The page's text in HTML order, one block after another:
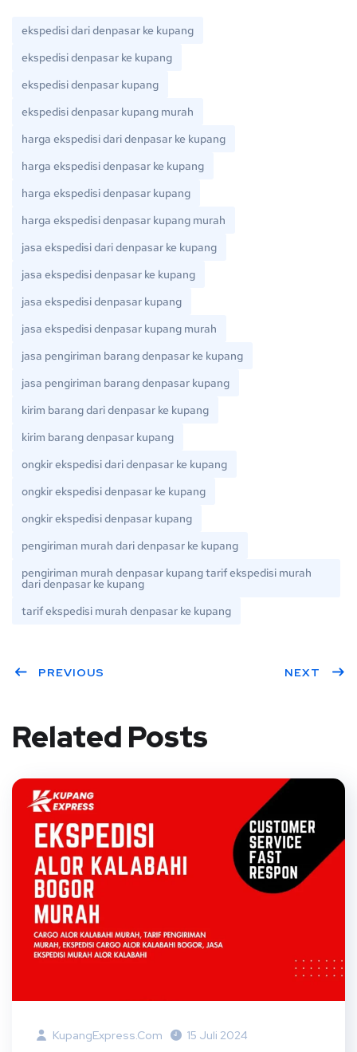
ekspedisi dari denpasar ke kupang
ekspedisi denpasar ke kupang
ekspedisi denpasar kupang
ekspedisi denpasar kupang murah
harga ekspedisi dari denpasar ke kupang
harga ekspedisi denpasar ke kupang
harga ekspedisi denpasar kupang
harga ekspedisi denpasar kupang murah
jasa ekspedisi dari denpasar ke kupang
jasa ekspedisi denpasar ke kupang
jasa ekspedisi denpasar kupang
jasa ekspedisi denpasar kupang murah
jasa pengiriman barang denpasar ke kupang
jasa pengiriman barang denpasar kupang
kirim barang dari denpasar ke kupang
kirim barang denpasar kupang
ongkir ekspedisi dari denpasar ke kupang
ongkir ekspedisi denpasar ke kupang
ongkir ekspedisi denpasar kupang
pengiriman murah dari denpasar ke kupang
pengiriman murah denpasar kupang tarif ekspedisi murah
dari denpasar ke kupang
tarif ekspedisi murah denpasar ke kupang
PREVIOUS NEXT
Related Posts
KupangExpress.com 15 Juli 2024